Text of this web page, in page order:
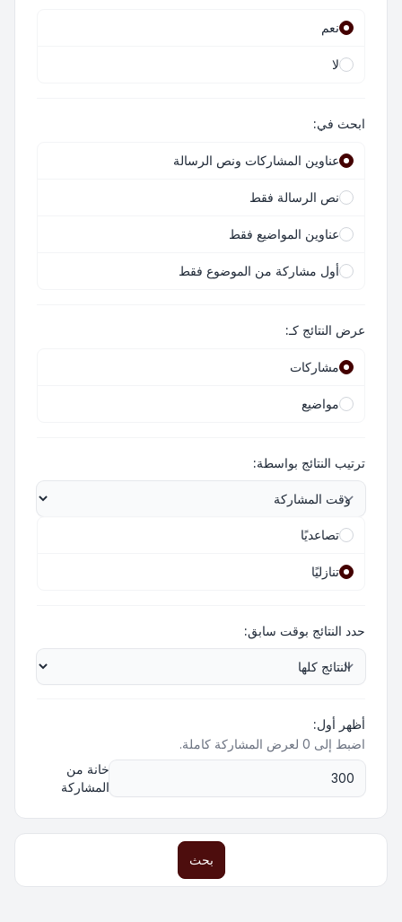
نعم
لا
ابحث في:
عناوين المشاركات ونص الرسالة
نص الرسالة فقط
عناوين المواضيع فقط
أول مشاركة من الموضوع فقط
عرض النتائج كـ:
مشاركات
مواضيع
ترتيب النتائج بواسطة:
تصاعديًا
تنازليًا
حدد النتائج بوقت سابق:
أظهر أول:
اضبط إلى 0 لعرض المشاركة كاملة.
خانة من
المشاركة
بحث